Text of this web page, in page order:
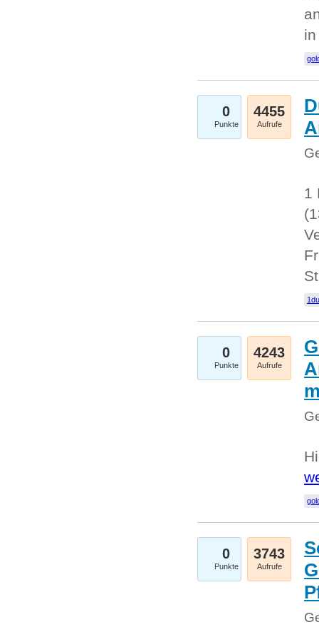
0
Punkte
4455
Aufrufe
1
0
Punkte
4243
Aufrufe
0
Punkte
3743
Aufrufe